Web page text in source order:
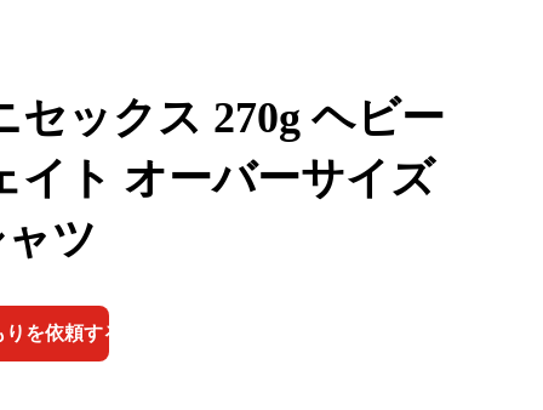
セックス 270g ヘビー
イト オーバーサイズ
ツ
を依頼する